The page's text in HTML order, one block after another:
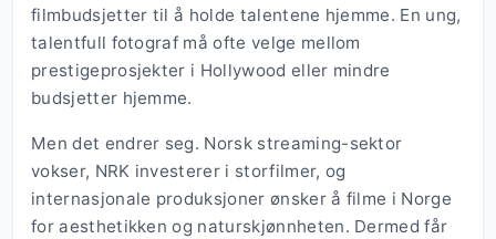
filmbudsjetter til å holde talentene hjemme. En ung,
talentfull fotograf må ofte velge mellom
prestigeprosjekter i Hollywood eller mindre
budsjetter hjemme.
Men det endrer seg. Norsk streaming-sektor
vokser, NRK investerer i storfilmer, og
internasjonale produksjoner ønsker å filme i Norge
for aesthetikken og naturskjønnheten. Dermed får